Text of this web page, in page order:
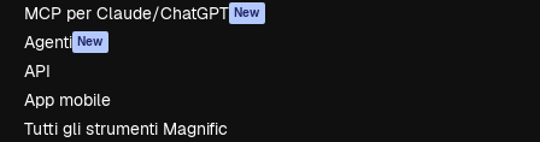
MCP per Claude/ChatGPT New
Agenti New
API
App mobile
Tutti gli strumenti Magnific